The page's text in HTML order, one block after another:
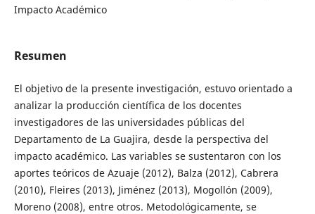
Impacto Académico
Resumen
El objetivo de la presente investigación, estuvo orientado a
analizar la producción científica de los docentes
investigadores de las universidades públicas del
Departamento de La Guajira, desde la perspectiva del
impacto académico. Las variables se sustentaron con los
aportes teóricos de Azuaje (2012), Balza (2012), Cabrera
(2010), Fleires (2013), Jiménez (2013), Mogollón (2009),
Moreno (2008), entre otros. Metodológicamente, se